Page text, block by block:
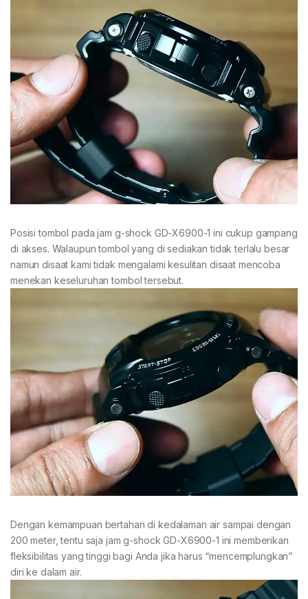
Posisi tombol pada jam g-shock GD-X6900-1 ini cukup gampang
di akses. Walaupun tombol yang di sediakan tidak terlalu besar
namun disaat kami tidak mengalami kesulitan disaat mencoba
menekan keseluruhan tombol tersebut.
Dengan kemampuan bertahan di kedalaman air sampai dengan
200 meter, tentu saja jam g-shock GD-X6900-1 ini memberikan
fleksibilitas yang tinggi bagi Anda jika harus “mencemplungkan”
diri ke dalam air.